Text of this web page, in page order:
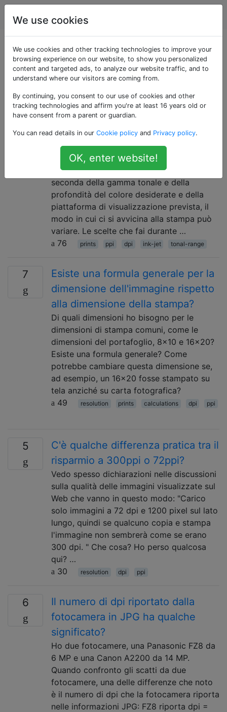
fotografia
Domande taggate
«dpi»
5
Come posso generare stampe di
alta qualità con una stampante a
getto d'inchiostro?
Creare stampe fotografiche di alta qualità
utilizzando una stampante a getto
d'inchiostro non è cosa da poco. A
seconda della gamma tonale e della
profondità del colore desiderate e della
piattaforma di visualizzazione prevista, il
modo in cui ci si avvicina alla stampa può
variare. Le scelte che fai durante …
76
prints ppi dpi ink-jet tonal-range
7
Esiste una formula generale per la
dimensione dell'immagine rispetto
alla dimensione della stampa?
Di quali dimensioni ho bisogno per le
dimensioni di stampa comuni, come le
dimensioni del portafoglio, 8x10 e 16x20?
Esiste una formula generale? Come
potrebbe cambiare questa dimensione se,
ad esempio, un 16x20 fosse stampato su
tela anziché su carta fotografica?
49
resolution prints calculations dpi ppi
5
C'è qualche differenza pratica tra il
risparmio a 300ppi o 72ppi?
Vedo spesso dichiarazioni nelle discussioni
sulla qualità delle immagini visualizzate sul
Web che vanno in questo modo: "Carico
solo immagini a 72 dpi e 1200 pixel sul lato
lungo, quindi se qualcuno copia e stampa
l'immagine non sembrerà come se erano
300 dpi. " Che cosa? Ho perso qualcosa
qui? …
30
resolution dpi ppi
6
Il numero di dpi riportato dalla
fotocamera in JPG ha qualche
significato?
Ho due fotocamere, una Panasonic FZ8 da
6 MP e una Canon A2200 da 14 MP.
Quando confronto gli scatti da due
fotocamere, una delle differenze che noto
è il numero di dpi che la fotocamera riporta
nelle informazioni JPG: FZ8 riporta dpi =
We use cookies
We use cookies and other tracking technologies to improve your
browsing experience on our website, to show you personalized
content and targeted ads, to analyze our website traffic, and to
understand where our visitors are coming from.
By continuing, you consent to our use of cookies and other
tracking technologies and affirm you're at least 16 years old or
have consent from a parent or guardian.
You can read details in our Cookie policy and Privacy policy.
OK, enter website!